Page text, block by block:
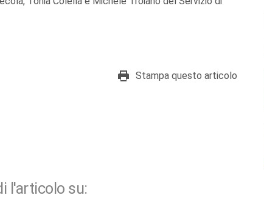
Stampa questo articolo
l'articolo su: